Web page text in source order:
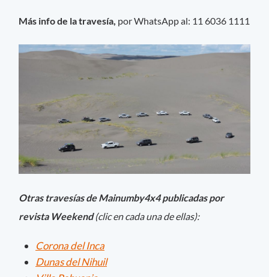
Más info de la travesía, por WhatsApp al: 11 6036 1111
Otras travesías de Mainumby4x4 publicadas por
revista Weekend(clic en cada una de ellas):
Corona del Inca
Dunas del Nihuil